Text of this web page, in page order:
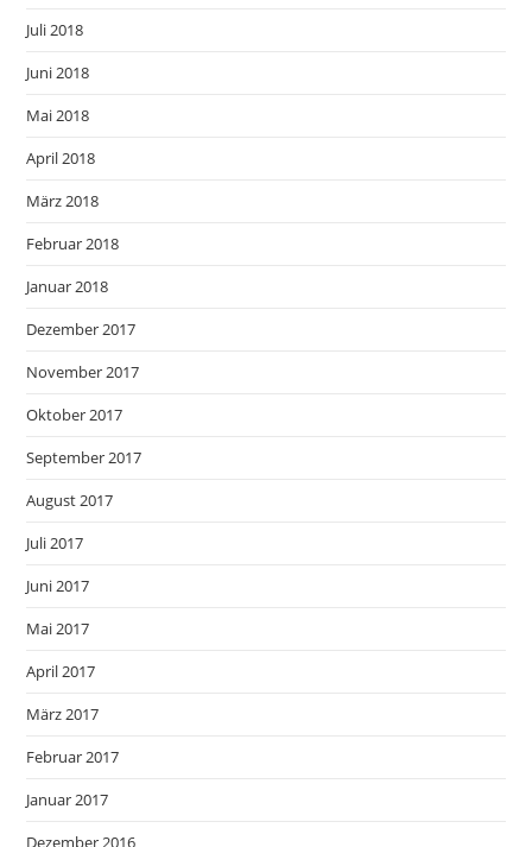
Juli 2018
Juni 2018
Mai 2018
April 2018
März 2018
Februar 2018
Januar 2018
Dezember 2017
November 2017
Oktober 2017
September 2017
August 2017
Juli 2017
Juni 2017
Mai 2017
April 2017
März 2017
Februar 2017
Januar 2017
Dezember 2016